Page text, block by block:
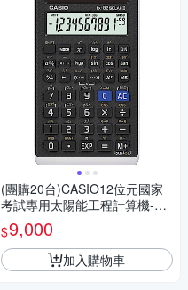
(團購20台)CASIO12位元國家
考試專用太陽能工程計算機-FX
-82SOLARII
$9,000
加入購物車